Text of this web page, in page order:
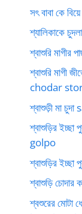
সৎ বাবা কে
শ্যালিকাকে
শ্বাশুরি
শ্বাশুরি মাগী
chodar
শ্বাশুড়ী মা
শ্বাশুড়ির
golpo
শ্বাশুড়ির
শ্বাশুড়ি
শ্বশুরের